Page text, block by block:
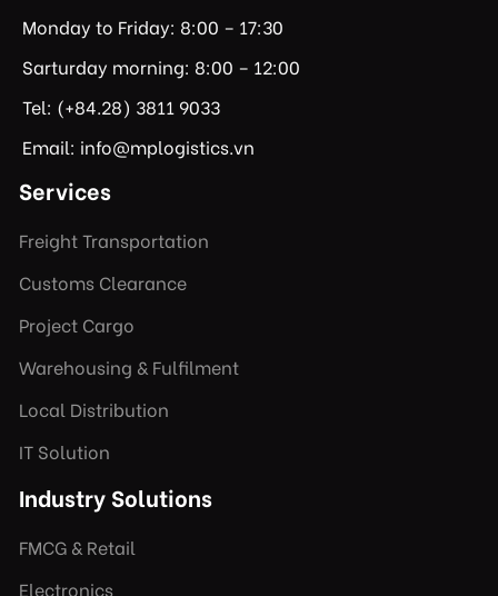
Monday to Friday: 8:00 – 17:30
Sarturday morning: 8:00 – 12:00
Tel: (+84.28) 3811 9033
Email: info@mplogistics.vn
Services
Freight Transportation
Customs Clearance
Project Cargo
Warehousing & Fulfilment
Local Distribution
IT Solution
Industry Solutions
FMCG & Retail
Electronics